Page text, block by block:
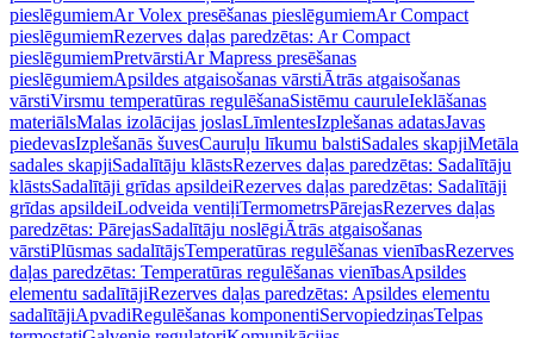
pieslēgumiemAr Volex presēšanas pieslēgumiemAr Compact
pieslēgumiemRezerves daļas paredzētas: Ar Compact
pieslēgumiemPretvārstiAr Mapress presēšanas
pieslēgumiemApsildes atgaisošanas vārstiĀtrās atgaisošanas
vārstiVirsmu temperatūras regulēšanaSistēmu cauruleIeklāšanas
materiālsMalas izolācijas joslasLīmlentesIzplešanas adatasJavas
piedevasIzplešanās šuvesCauruļu līkumu balstiSadales skapjiMetāla
sadales skapjiSadalītāju klāstsRezerves daļas paredzētas: Sadalītāju
klāstsSadalītāji grīdas apsildeiRezerves daļas paredzētas: Sadalītāji
grīdas apsildeiLodveida ventiļiTermometrsPārejasRezerves daļas
paredzētas: PārejasSadalītāju noslēgiĀtrās atgaisošanas
vārstiPlūsmas sadalītājsTemperatūras regulēšanas vienībasRezerves
daļas paredzētas: Temperatūras regulēšanas vienībasApsildes
elementu sadalītājiRezerves daļas paredzētas: Apsildes elementu
sadalītājiApvadiRegulēšanas komponentiServopiedziņasTelpas